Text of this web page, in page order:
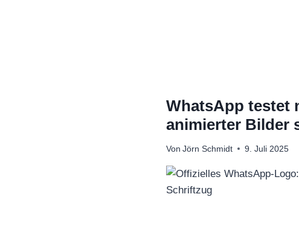
WhatsApp testet
animierter Bilder
Von Jörn Schmidt 9. Juli 2025